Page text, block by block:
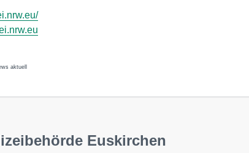
aktuell
Euskirchen